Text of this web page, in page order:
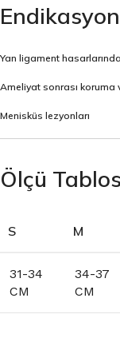
Yan ligament hasarlarında
Ameliyat sonrası
Menisküs lezyonları
Ölçü
S M
31-34
CM
34-37
CM